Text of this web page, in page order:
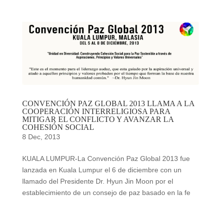
CONVENCIÓN PAZ GLOBAL 2013 LLAMA A LA
COOPERACIÓN INTERRELIGIOSA PARA
MITIGAR EL CONFLICTO Y AVANZAR LA
COHESIÓN SOCIAL
8 Dec, 2013
KUALA LUMPUR-La Convención Paz Global 2013 fue
lanzada en Kuala Lumpur el 6 de diciembre con un
llamado del Presidente Dr. Hyun Jin Moon por el
establecimiento de un consejo de paz basado en la fe